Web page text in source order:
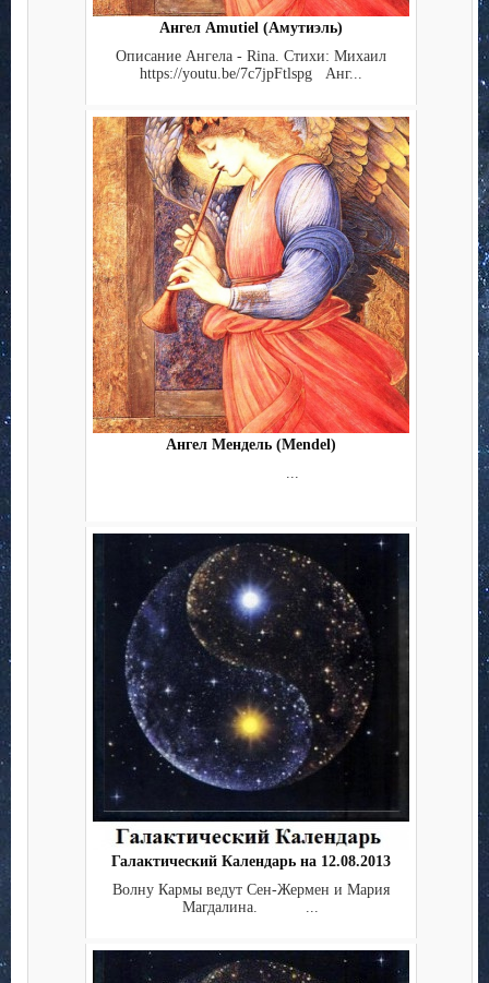
Ангел Amutiel (Амутиэль)
Описание Ангела - Rina. Стихи: Михаил
https://youtu.be/7c7jpFtlspg Анг...
Ангел Мендель (Mendel)
...
Галактический Календарь на 12.08.2013
Волну Кармы ведут Сен-Жермен и Мария
Магдалина. ...